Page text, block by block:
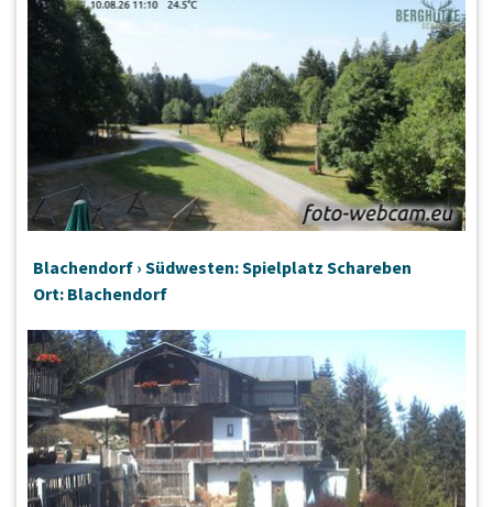
Blachendorf › Südwesten: Spielplatz Schareben
Ort: Blachendorf